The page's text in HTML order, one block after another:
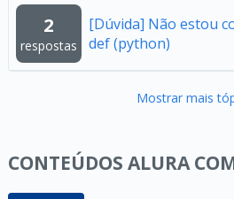
2
respostas
[Dúvida] Não estou
def (python)
Mostrar mais
CONTEÚDOS ALURA